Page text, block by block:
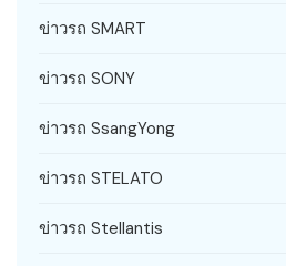
ข่าวรถ SMART
ข่าวรถ SONY
ข่าวรถ SsangYong
ข่าวรถ STELATO
ข่าวรถ Stellantis